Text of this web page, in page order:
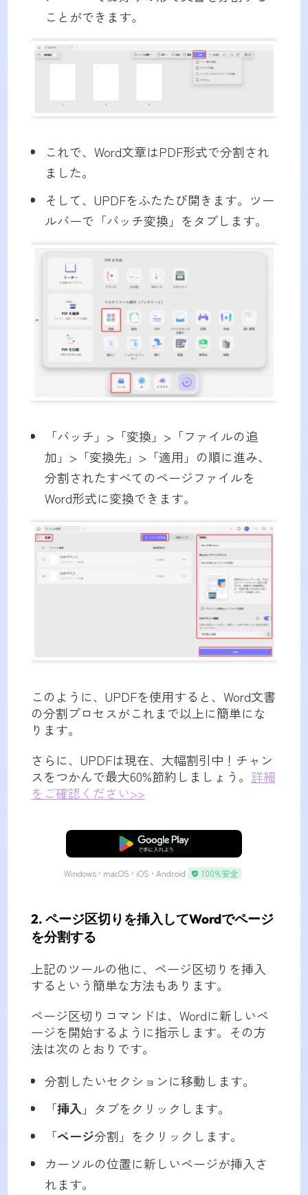
ことができます。
これで、Word文章はPDF形式で分割され
ました。
そして、UPDFをふたたび開きます。ツー
ルバーで「バッチ変換」をタブします。
「バッチ」>「変換」>「ファイルの追
加」>「変換先」>「適用」の順に進み、
分割されたすべてのページファイルを
Word形式に変換できます。
このように、UPDFを使用すると、Word文書
の分割プロセスがこれまで以上に簡単にな
ります。
さらに、UPDFは現在、大幅割引中！チャン
スをつかんで最大60%節約しましょう。 詳細
をご確認ください>>
無料ダウンロード
Windows • macOS • iOS • Android 100%安全
2. ページ区切りを挿入してWordでページ
を分割する
上記のツールの他に、ページ区切りを挿入
するという簡単な方法もあります。
ページ区切りコマンドは、Wordに新しいペ
ージを開始するように指示します。その方
法は次のとおりです。
分割したいセクションに移動します。
「挿入 」タブをクリックします。
「ページ分割」をクリックします。
カーソルの位置に新しいページが挿入さ
れます。